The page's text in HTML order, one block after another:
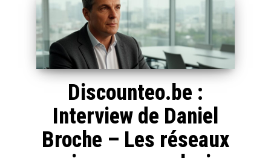
Discounteo.be :
Interview de Daniel
Broche – Les réseaux